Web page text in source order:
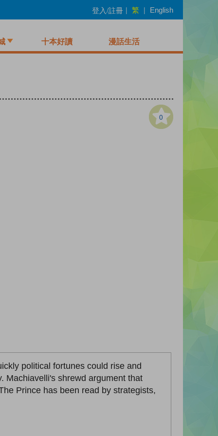
登入/註冊 | 繁 | English
十本好讀 漫話生活
0
political fortunes could rise and
Machiavelli's shrewd argument that
Prince has been read by strategists,